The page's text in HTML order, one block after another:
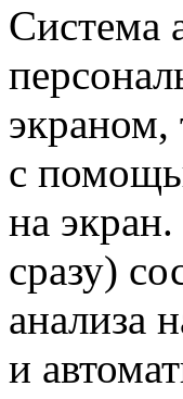
Система
экраном,
с
на
сразу)
анализа
и